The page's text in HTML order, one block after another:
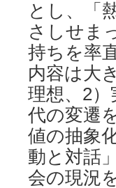
とし、「
さしせま
持ちを率
内容は大
理想、2
代の変遷
値の抽象
動と対話
会の現況